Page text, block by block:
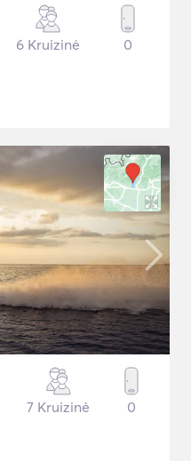
6 Kruizinė 0
7 Kruizinė 0